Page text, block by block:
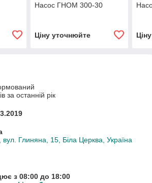
Насос ГНОМ 300-30
Ціну уточнюйте
за останній рік
вул. Глиняна, 15, Біла Церква, Україна
з 08:00 до 18:00